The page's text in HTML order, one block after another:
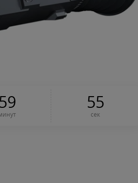
59 54
сек